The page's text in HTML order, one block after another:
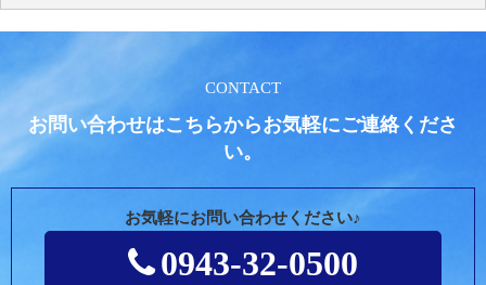
CONTACT
お問い合わせはこちらからお気軽にご連絡くださ
い。
お気軽にお問い合わせください♪
0943-32-0500